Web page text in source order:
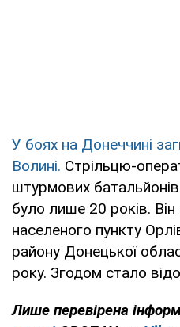
У боях на Донеччині
Волині. Стрільцю-
штурмових
було лише 20 років. Він
населеного пункту
району Донецької
року. Згодом стало
Лише перевірена